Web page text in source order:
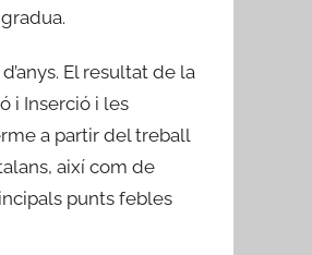
El resultat de la
i Inserció i les
a partir del treball
així com de
punts febles